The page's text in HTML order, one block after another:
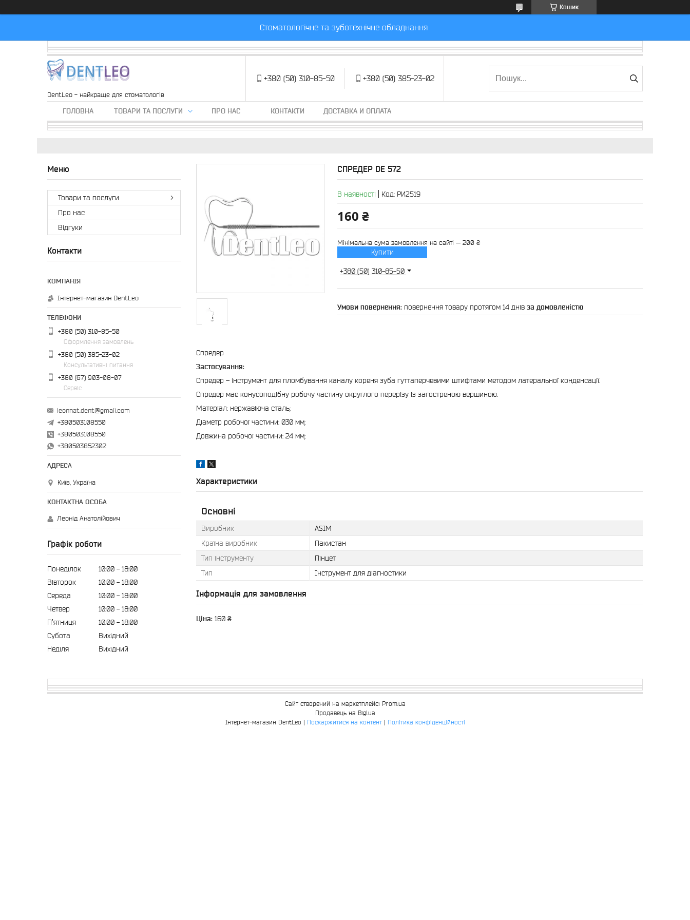
Кошик
Стоматологічне та зуботехнічне обладнання
DentLeo - найкраще для стоматологів
+380 (50) 310-85-50 +380 (50) 385-23-02
ГОЛОВНА ТОВАРИ ТА ПОСЛУГИ ПРО НАС КОНТАКТИ ДОСТАВКА И ОПЛАТА
СПРЕДЕР DE 572
В наявності Код: РИ2519
160 ₴
Мінімальна сума замовлення на сайті — 200 ₴
Купити
+380 (50) 310-85-50
повернення товару протягом 14 днів за домовленістю
Спредер
Застосування:
Спредер – інструмент для пломбування каналу кореня зуба гуттаперчевими штифтами методом латеральної конденсації.
Спредер має конусоподібну робочу частину округлого перерізу із загостреною вершиною.
Матеріал: нержавіюча сталь;
Діаметр робочої частини: 030 мм;
Довжина робочої частини: 24 мм;
Характеристики
Основні
Виробник
ASIM
Країна виробник
Пакистан
Тип інструменту
Пінцет
Тип
Інструмент для діагностики
Інформація для замовлення
Ціна: 160 ₴
Товари та послуги
Про нас
Вiдгуки
Контакти
Інтернет-магазин DentLeo
+380 (50) 310-85-50
Оформлення замовлень
+380 (50) 385-23-02
Консультативні питання
+380 (67) 903-08-07
Сервіс
leonnat.dent@gmail.com
+380503108550
+380503108550
+380503852302
Київ, Україна
Леонід Анатолійович
Графік роботи
Понеділок 10:00
18:00
Вівторок
10:00
18:00
Середа
10:00
18:00
Четвер
10:00
18:00
Пʼятниця
10:00
18:00
Субота
Вихідний
Неділя
Вихідний
Сайт створений на маркетплейсі Prom.ua
Продавець на Bigl.ua
Поскаржитися на контент Політика конфіденційності